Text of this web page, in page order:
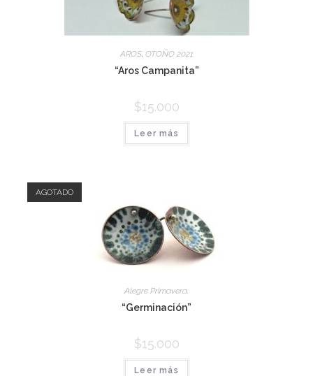
AROS, OTOÑO 2021
“Aros Campanita”
$15.000
Leer más
AGOTADO
Alegre Primavera.
“Germinación”
$15.000
Leer más